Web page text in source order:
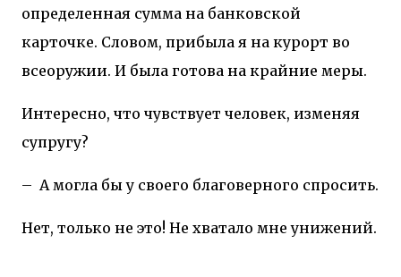
определенная сумма на банковской
карточке. Словом, прибыла я на курорт во
всеоружии. И была готова на крайние меры.
Интересно, что чувствует человек, изменяя
супругу?
– А могла бы у своего благоверного спросить.
Нет, только не это! Не хватало мне унижений.